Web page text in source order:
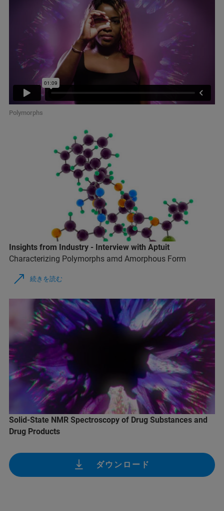
Polymorphs
Insights from Industry - Interview with Aptuit
Characterizing Polymorphs amd Amorphous Form
続きを読む
Solid-State NMR Spectroscopy of Drug Substances and
Drug Products
ダウンロード